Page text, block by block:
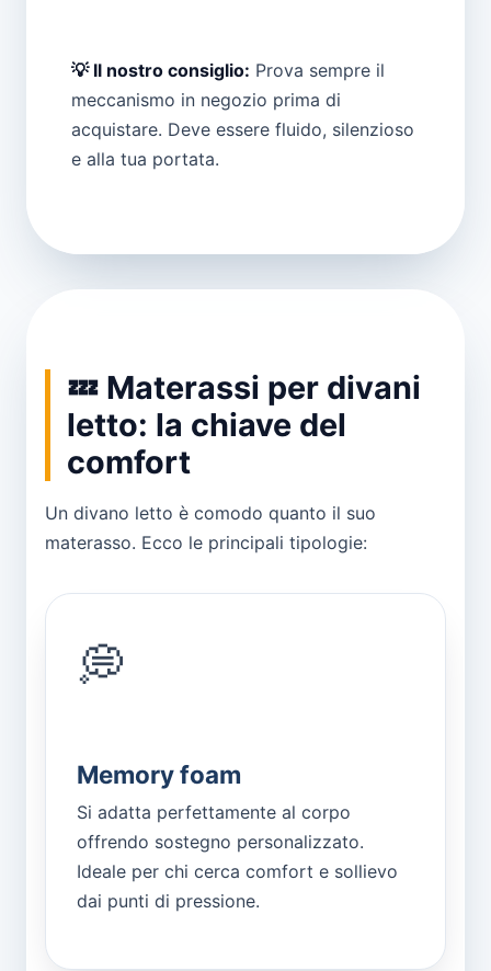
💡 Il nostro consiglio: Prova sempre il
meccanismo in negozio prima di
acquistare. Deve essere fluido, silenzioso
e alla tua portata.
💤 Materassi per divani
letto: la chiave del
comfort
Un divano letto è comodo quanto il suo
materasso. Ecco le principali tipologie:
💭
Memory foam
Si adatta perfettamente al corpo
offrendo sostegno personalizzato.
Ideale per chi cerca comfort e sollievo
dai punti di pressione.